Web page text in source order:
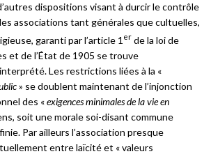
dispositions visant à durcir le contrôle
associations tant générales que cultuelles,
garanti par l’article 1 er de la loi de
et de l’État de 1905 se trouve
Les restrictions liées à la «
» se doublent maintenant de l’injonction
des «exigences minimales de la vie en
soit une morale soi-disant commune
Par ailleurs l’association presque
entre laïcité et « valeurs